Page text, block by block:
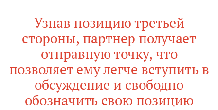
Узнав позицию третьей
стороны, партнер получает
отправную точку, что
позволяет ему легче вступить в
обсуждение и свободно
обозначить свою позицию